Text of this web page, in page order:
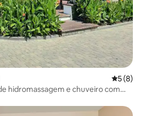
5 de
5 (8)
hidromassagem e chuveiro com